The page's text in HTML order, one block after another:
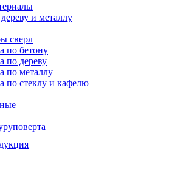
и металлу
сверл
по бетону
по дереву
по металлу
по стеклу и кафелю